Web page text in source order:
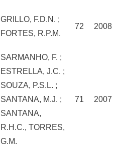
GRILLO, F.D.N. ;
FORTES, R.P.M.
72 2008
SARMANHO, F. ;
ESTRELLA, J.C. ;
SOUZA, P.S.L. ;
SANTANA, M.J. ;
SANTANA,
R.H.C., TORRES,
G.M.
71 2007